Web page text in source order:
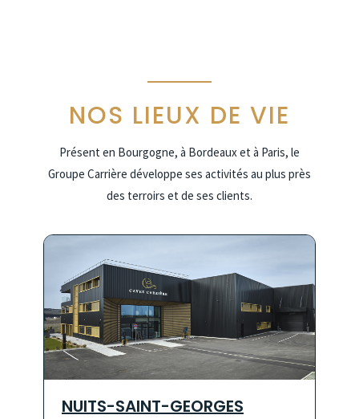
NOS LIEUX DE VIE
Présent en Bourgogne, à Bordeaux et à Paris, le
Groupe Carrière développe ses activités au plus près
des terroirs et de ses clients.
NUITS-SAINT-GEORGES